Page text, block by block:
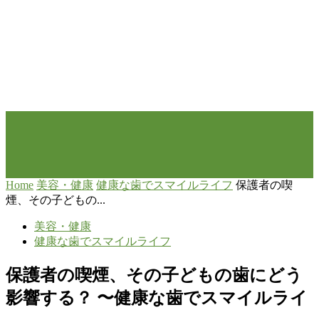
Home 美容・健康 健康な歯でスマイルライフ 保護者の喫
煙、その子どもの...
美容・健康
健康な歯でスマイルライフ
保護者の喫煙、その子どもの歯にどう
影響する？ 〜健康な歯でスマイルライ